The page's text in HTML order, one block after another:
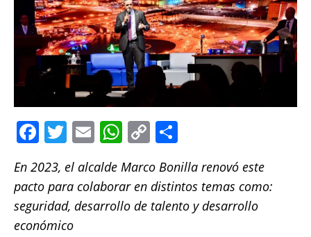
F
c
e
b
T
w
it
te
r
E
m
ai
l
W
at
s
A
C
p
y
Li
h
a
re
En 2023, el alcalde Marco Bonilla renovó este
pacto para colaborar en distintos temas como:
seguridad, desarrollo de talento y desarrollo
económico